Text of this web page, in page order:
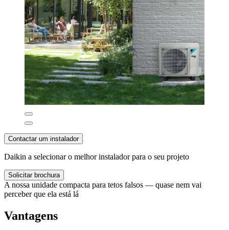
Contactar um instalador
Daikin a selecionar o melhor instalador para o seu projeto
Solicitar brochura
A nossa unidade compacta para tetos falsos — quase nem vai
perceber que ela está lá
Vantagens